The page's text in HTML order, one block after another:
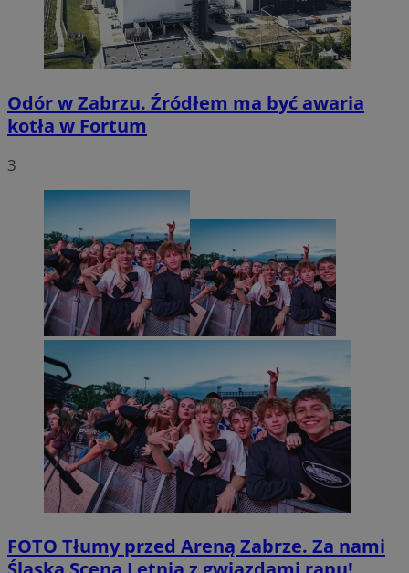
Odór w Zabrzu. Źródłem ma być awaria
kotła w Fortum
3
FOTO Tłumy przed Areną Zabrze. Za nami